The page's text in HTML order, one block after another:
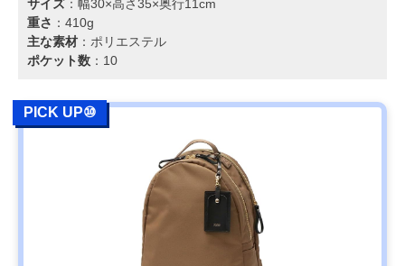
サイズ：幅30×高さ35×奥行11cm
重さ ：410g
主な素材 ：ポリエステル
ポケット数 ：10
PICK UP⑩